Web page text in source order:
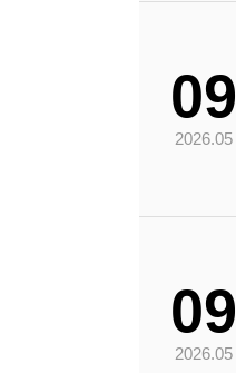
09
2026.05
09
2026.05